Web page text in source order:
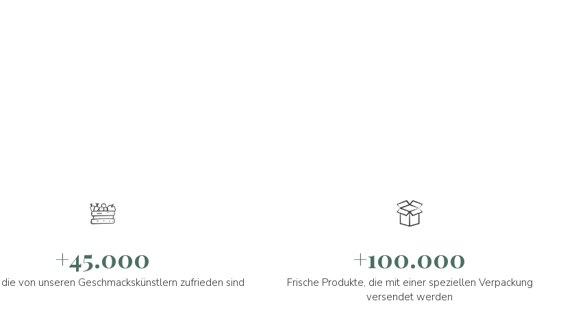
+45.000
von unseren Geschmackskünstlern zufrieden sind
+100.000
Frische Produkte, die mit einer speziellen Verpackung
versendet werden